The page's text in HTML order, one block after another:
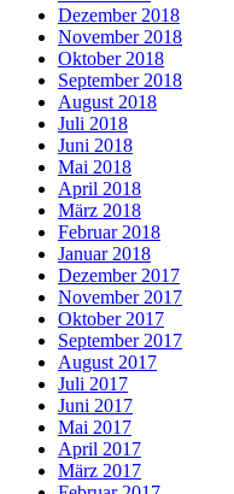
Dezember 2018
November 2018
Oktober 2018
September 2018
August 2018
Juli 2018
Juni 2018
Mai 2018
April 2018
März 2018
Februar 2018
Januar 2018
Dezember 2017
November 2017
Oktober 2017
September 2017
August 2017
Juli 2017
Juni 2017
Mai 2017
April 2017
März 2017